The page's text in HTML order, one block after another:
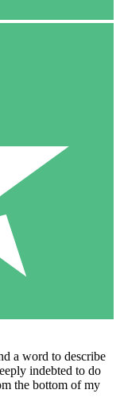
a word to describe
indebted to do
the bottom of my